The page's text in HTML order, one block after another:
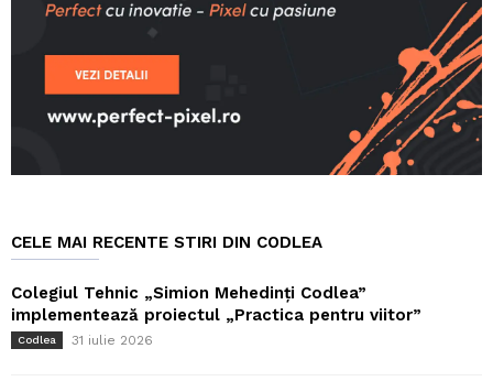
CELE MAI RECENTE STIRI DIN CODLEA
Colegiul Tehnic „Simion Mehedinți Codlea”
implementează proiectul „Practica pentru viitor”
Codlea 31 iulie 2026